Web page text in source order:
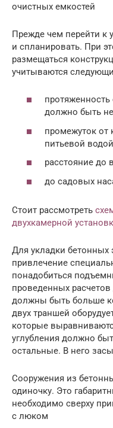
очистных емкостей
Прежде чем перейти к
и спланировать. При
размещаться
учитываются
протяженность
должно быть
промежуток от
питьевой
расстояние до
до садовых
Стоит рассмотреть
двухкамерной
Для укладки бетонных
привлечение
понадобиться
проведенных
должны быть больше
двух траншей
которые
углубления должно
остальные. В него
Сооружения из
одиночку. Это
необходимо сверху
с люком